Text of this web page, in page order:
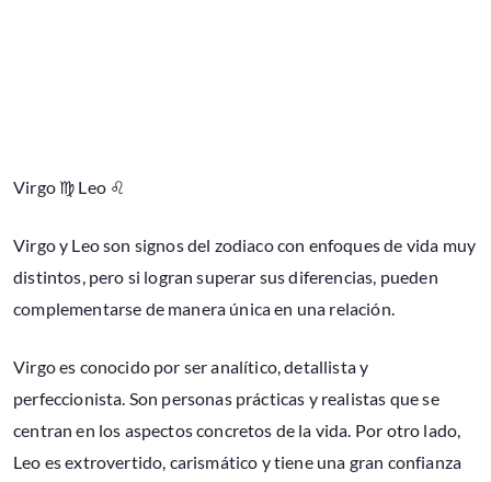
Virgo ♍ Leo ♌
Virgo y Leo son signos del zodiaco con enfoques de vida muy
distintos, pero si logran superar sus diferencias, pueden
complementarse de manera única en una relación.
Virgo es conocido por ser analítico, detallista y
perfeccionista. Son personas prácticas y realistas que se
centran en los aspectos concretos de la vida. Por otro lado,
Leo es extrovertido, carismático y tiene una gran confianza